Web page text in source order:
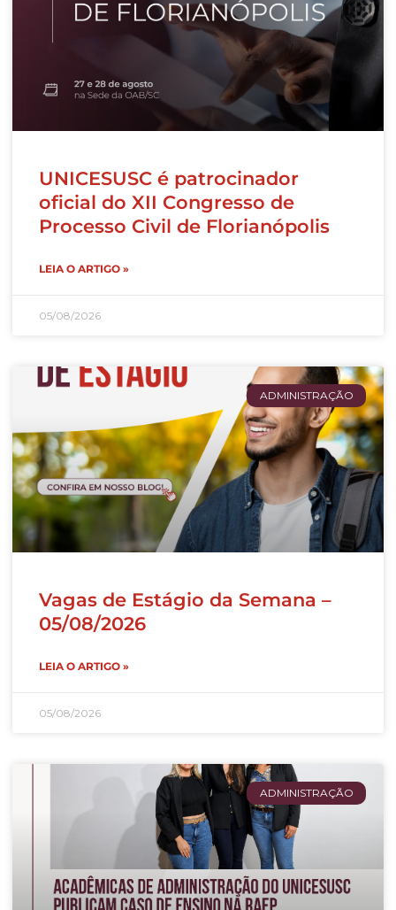
UNICESUSC é patrocinador
oficial do XII Congresso de
Processo Civil de Florianópolis
LEIA O ARTIGO »
05/08/2026
ADMINISTRAÇÃO
Vagas de Estágio da Semana –
05/08/2026
LEIA O ARTIGO »
05/08/2026
ADMINISTRAÇÃO